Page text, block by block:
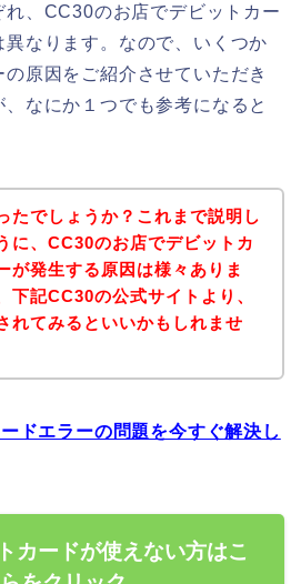
れ、CC30のお店でデビットカー
異なります。なので、いくつか
原因をご紹介させていただき
なにか１つでも参考になると
たでしょうか？これまで説明し
に、CC30のお店でデビットカ
が発生する原因は様々ありま
下記CC30の公式サイトより、
れてみるといいかもしれませ
ドエラーの問題を今すぐ解決し
カードが使えない方はこ